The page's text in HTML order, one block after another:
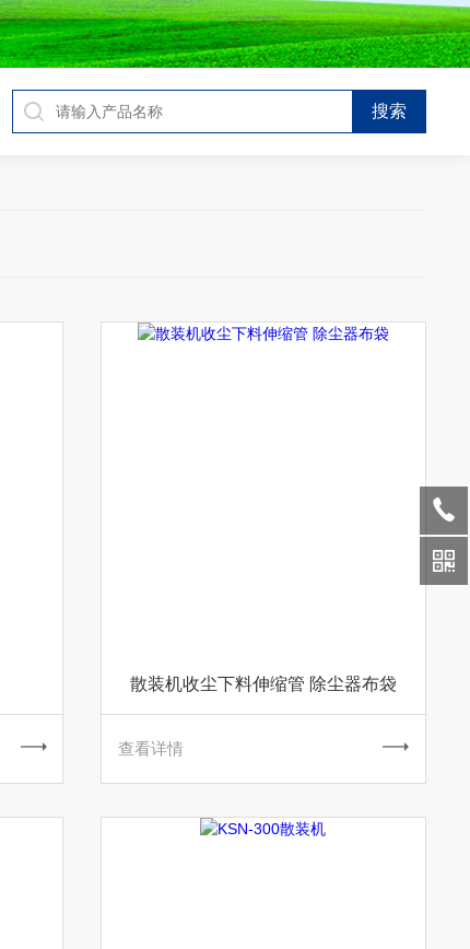
散装机收尘下料伸缩管 除尘器布袋
查看详情